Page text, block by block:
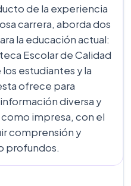
de la experiencia
carrera, aborda dos
la educación actual:
Escolar de Calidad
estudiantes y la
ofrece para
diversa y
impresa, con el
comprensión y
profundos.